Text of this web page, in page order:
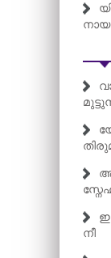
നീ